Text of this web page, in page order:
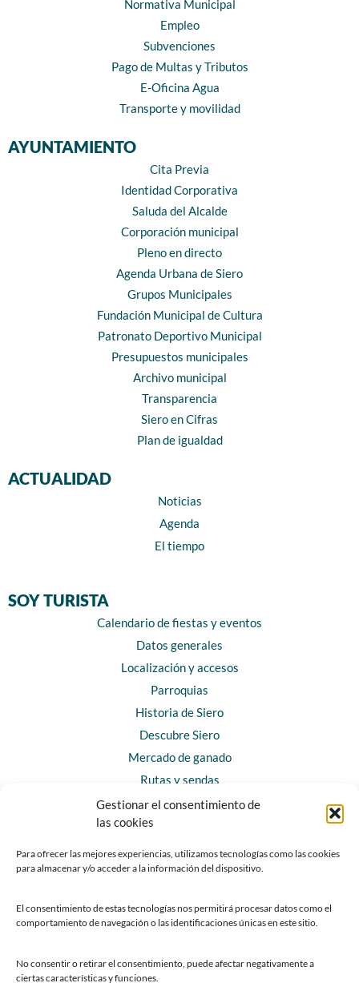
Gestionar el consentimiento de
las cookies
Para ofrecer las mejores experiencias, utilizamos tecnologías como las cookies
para almacenar y/o acceder a la información del dispositivo.
El consentimiento de estas tecnologías nos permitirá procesar datos como el
comportamiento de navegación o las identificaciones únicas en este sitio.
No consentir o retirar el consentimiento, puede afectar negativamente a
ciertas características y funciones.
Normativa Municipal
Empleo
Subvenciones
Pago de Multas y Tributos
E-Oficina Agua
Transporte y movilidad
AYUNTAMIENTO
Cita Previa
Identidad Corporativa
Saluda del Alcalde
Corporación municipal
Pleno en directo
Agenda Urbana de Siero
Grupos Municipales
Fundación Municipal de Cultura
Patronato Deportivo Municipal
Presupuestos municipales
Archivo municipal
Transparencia
Siero en Cifras
Plan de igualdad
ACTUALIDAD
Noticias
Agenda
El tiempo
SOY TURISTA
Calendario de fiestas y eventos
Datos generales
Localización y accesos
Parroquias
Historia de Siero
Descubre Siero
Mercado de ganado
Rutas y sendas
Horarios y contacto
Teléfonos de interés
Chatbot Siero
SEDES ELECTRÓNICAS
Sede del Ayuntamiento de Siero